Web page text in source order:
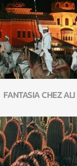
FANTASIA CHEZ ALI